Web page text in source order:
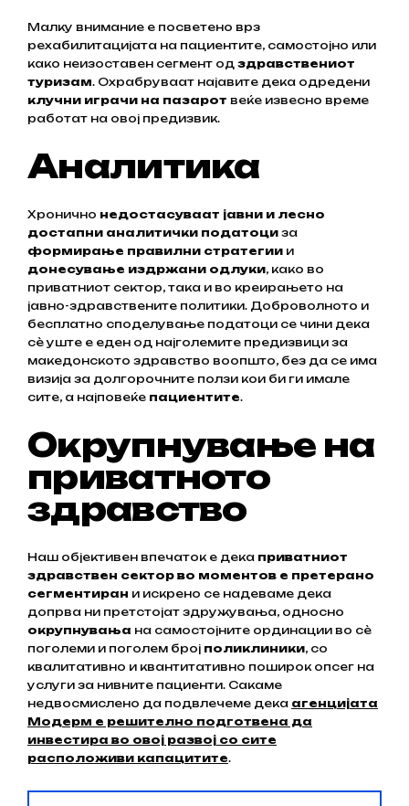
Малку внимание е посветено врз
рехабилитацијата на пациентите, самостојно или
како неизоставен сегмент од здравствениот
туризам. Охрабруваат најавите дека одредени
клучни играчи на пазарот веќе извесно време
работат на овој предизвик.
Аналитика
Хронично недостасуваат јавни и лесно
достапни аналитички податоци за
формирање правилни стратегии и
донесување издржани одлуки, како во
приватниот сектор, така и во креирањето на
јавно-здравствените политики. Доброволното и
бесплатно споделување податоци се чини дека
сѐ уште е еден од најголемите предизвици за
македонското здравство воопшто, без да се има
визија за долгорочните ползи кои би ги имале
сите, а најповеќе пациентите.
Окрупнување на
приватното
здравство
Наш објективен впечаток е дека приватниот
здравствен сектор во моментов е претерано
сегментиран и искрено се надеваме дека
допрва ни претстојат здружувања, односно
окрупнувања на самостојните ординации во сѐ
поголеми и поголем број поликлиники, со
квалитативно и квантитативно поширок опсег на
услуги за нивните пациенти. Сакаме
недвосмислено да подвлечеме дека агенцијата
Модерм е решително подготвена да
инвестира во овој развој со сите
расположиви капацитите.